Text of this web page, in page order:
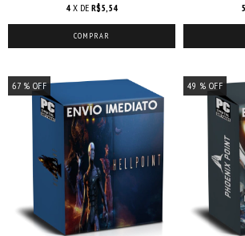
4 X DE R$5,54 5
67% OFF 49 % OFF